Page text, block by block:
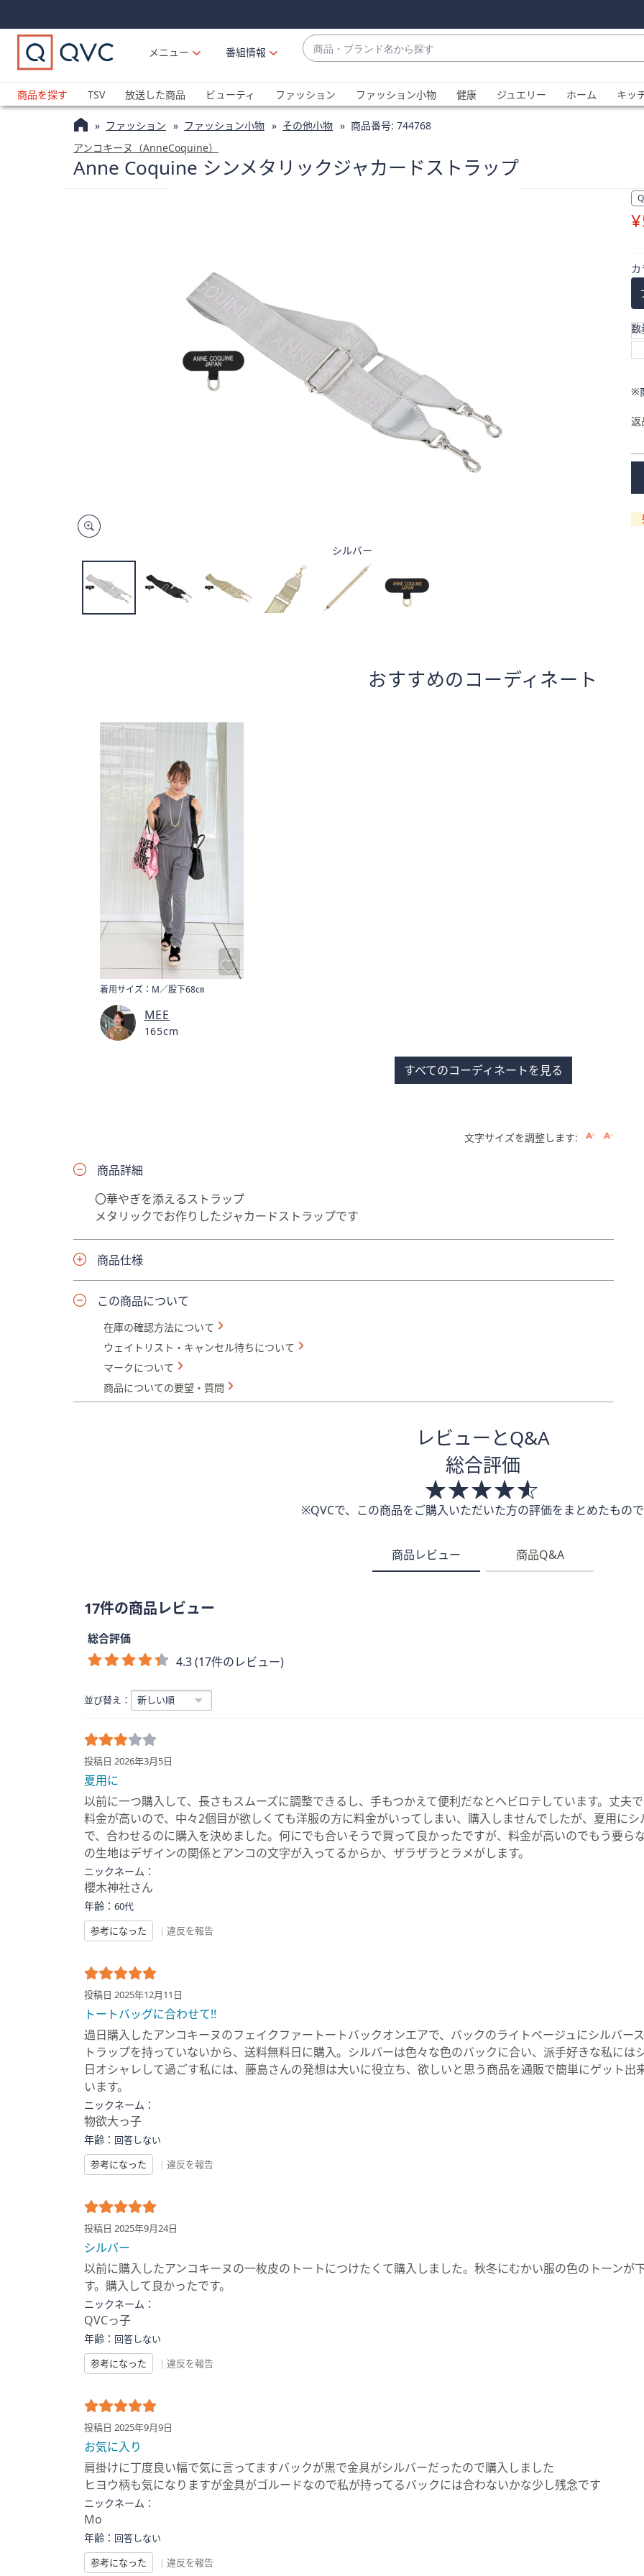
Links
Links2
メニュー
番組情報
商
品・
ラ
ン
ド
か
ら
補
が
利
能
印
キ
ー
ま
た
は
右
商品を探す TSV 放送した商品 ビューティ ファッション ファッション小物 健康 ジュエリー ホーム キッ
ファッション ファッション小物 その他小物 商品番号: 744768
アンコキーヌ（AnneCoquine）
Anne Coquine シンメタリックジャカードストラップ
シルバー
数
※
返
おすすめのコーディネート
16
着用サイズ：M／股下68㎝
MEE
165cm
すべてのコーディネートを見る
文字サイズを調整します:
商品詳細
〇華やぎを添えるストラップ
メタリックでお作りしたジャカードストラップです
商品仕様
この商品について
在庫の確認方法について
ウェイトリスト・キャンセル待ちについて
マークについて
商品についての要望・質問
レビューとQ&A
総合評価
※QVCで、この商品をご購入いただいた方の評価をまとめたもの
商品レビュー 商品Q&A
17件の商品レビュー
総合評価
4.3 (17件のレビュー)
並び替え：
投稿日 2026年3月5日
夏用に
以前に一つ購入して、長さもスムーズに調整できるし、手もつかえて便利だなとヘビロテしています。丈夫
料金が高いので、中々2個目が欲しくても洋服の方に料金がいってしまい、購入しませんでしたが、夏用に
で、合わせるのに購入を決めました。何にでも合いそうで買って良かったですが、料金が高いのでもう要ら
の生地はデザインの関係とアンコの文字が入ってるからか、ザラザラとラメがします。
ニックネーム：
櫻木神社さん
年齢： 60代
参考になった
| 違反を報告
投稿日 2025年12月11日
トートバッグに合わせて!!
過日購入したアンコキーヌのフェイクファートートバックオンエアで、バックのライトベージュにシルバー
トラップを持っていないから、送料無料日に購入。シルバーは色々な色のバックに合い、派手好きな私に
日オシャレして過ごす私には、藤島さんの発想は大いに役立ち、欲しいと思う商品を通販で簡単にゲット出
います。
ニックネーム：
物欲大っ子
年齢： 回答しない
参考になった
| 違反を報告
投稿日 2025年9月24日
シルバー
以前に購入したアンコキーヌの一枚皮のトートにつけたくて購入しました。秋冬にむかい服の色のトーンが
す。購入して良かったです。
ニックネーム：
QVCっ子
年齢： 回答しない
参考になった
| 違反を報告
投稿日 2025年9月9日
お気に入り
肩掛けに丁度良い幅で気に言ってますバックが黒で金具がシルバーだったので購入しました
ヒヨウ柄も気になりますが金具がゴルードなので私が持ってるバックには合わないかな少し残念です
ニックネーム：
Mo
年齢： 回答しない
参考になった
| 違反を報告